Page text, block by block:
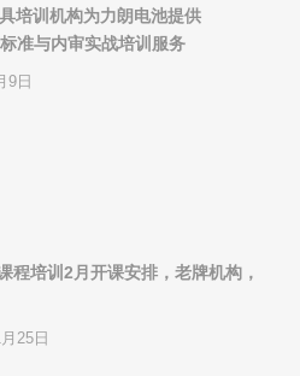
培训机构为力朗电池提供
准与内审实战培训服务
9日
程培训2月开课安排，老牌机构，
25日